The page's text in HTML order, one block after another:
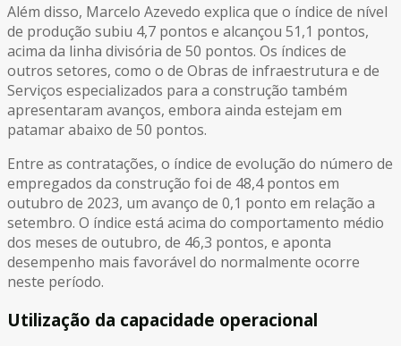
Além disso, Marcelo Azevedo explica que o índice de nível
de produção subiu 4,7 pontos e alcançou 51,1 pontos,
acima da linha divisória de 50 pontos. Os índices de
outros setores, como o de Obras de infraestrutura e de
Serviços especializados para a construção também
apresentaram avanços, embora ainda estejam em
patamar abaixo de 50 pontos.
Entre as contratações, o índice de evolução do número de
empregados da construção foi de 48,4 pontos em
outubro de 2023, um avanço de 0,1 ponto em relação a
setembro. O índice está acima do comportamento médio
dos meses de outubro, de 46,3 pontos, e aponta
desempenho mais favorável do normalmente ocorre
neste período.
Utilização da capacidade operacional